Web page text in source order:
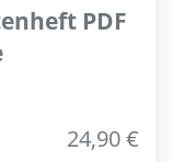
PDF
24,90 €